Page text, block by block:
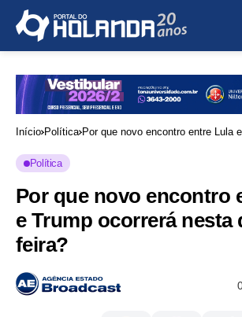
Início Política Por que novo encontro entre Lula
Política
Por que novo encontro
e Trump ocorrerá nesta
feira?